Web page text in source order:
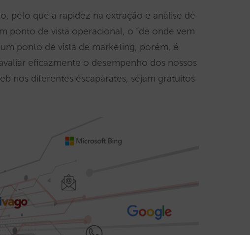
pelo que a rapidez na extração e análise de
ponto de vista operacional, o “de onde vem
ponto de vista de marketing, porém, é
eficazmente o desempenho dos nossos
nos diferentes escaparates, sejam gratuitos